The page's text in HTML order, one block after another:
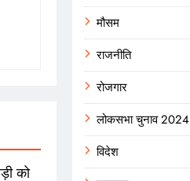
को
मौसम
राजनीति
रोजगार
लोकसभा चुनाव 2024
विदेश